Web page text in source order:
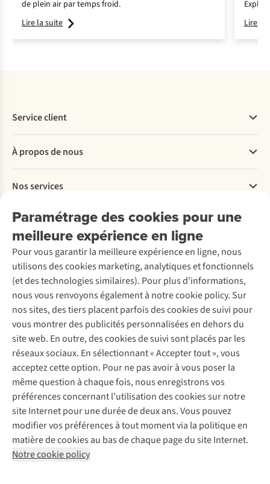
de plein air par temps froid.
Lire la suite
belles
Lire la
Paramétrage des cookies pour une
meilleure expérience en ligne
Pour vous garantir la meilleure expérience en ligne, nous
utilisons des cookies marketing, analytiques et fonctionnels
(et des technologies similaires). Pour plus d'informations,
nous vous renvoyons également à notre cookie policy. Sur
nos sites, des tiers placent parfois des cookies de suivi pour
vous montrer des publicités personnalisées en dehors du
site web. En outre, des cookies de suivi sont placés par les
réseaux sociaux. En sélectionnant « Accepter tout », vous
acceptez cette option. Pour ne pas avoir à vous poser la
même question à chaque fois, nous enregistrons vos
préférences concernant l’utilisation des cookies sur notre
site Internet pour une durée de deux ans. Vous pouvez
modifier vos préférences à tout moment via la politique en
matière de cookies au bas de chaque page du site Internet.
Notre cookie policy
Service client
Commander
Payer
Livraison
Rétractation d'une commande
Entretien & réparations
Garantie
Contactez-nous
À propos de nous
Explore More
À propos d’Ayacucho
Nos magasins
À propos d’A.S.Adventure
Déclaration d'accessibilité
Nos services
Location / Location sports d’hiver
Entretien de ski
Service de lavage
Entretien de chaussures
Réparation de chaussures
Réparation de vêtements
Retouches
Pour les entreprises
Découvrez
A.S.Magazine
Explore Camp
Gear Check
Expertise & conseils
Abonnez-vous à la newsletter
Suivez-nous
Mentions légales
Politique de confidentialité
Conditions générales
Cookie Policy
AS Adventure Luxemburg SA,